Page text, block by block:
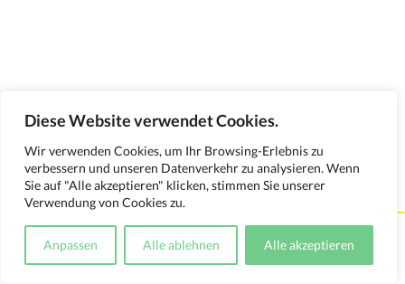
Diese Website verwendet Cookies.
Wir verwenden Cookies, um Ihr Browsing-Erlebnis zu
verbessern und unseren Datenverkehr zu analysieren. Wenn
Sie auf "Alle akzeptieren" klicken, stimmen Sie unserer
Verwendung von Cookies zu.
Anpassen Alle ablehnen Alle akzeptieren
Kontakt Impressum Datenschutzerklärung
Medienverwendungsnachweis